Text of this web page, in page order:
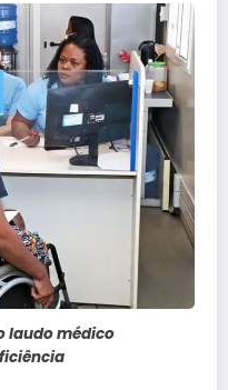
laudo médico